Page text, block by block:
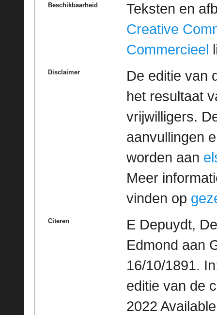
Beschikbaarheid
Teksten en
Creative
Commercieel
Disclaimer
De editie van
het resultaat
vrijwilligers.
aanvullingen
worden aan
Meer
vinden op
Citeren
E Depuydt,
Edmond aan
16/10/1891.
editie van de
2022